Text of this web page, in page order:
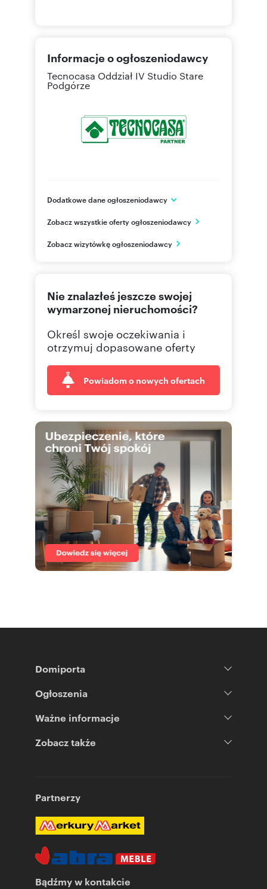
Informacje o ogłoszeniodawcy
Tecnocasa Oddział IV Studio Stare
Podgórze
Dodatkowe dane ogłoszeniodawcy
Kraków
PL
Zobacz wszystkie oferty ogłoszeniodawcy
Zobacz wizytówkę ogłoszeniodawcy
Nie znalazłeś jeszcze swojej
wymarzonej nieruchomości?
Określ swoje oczekiwania i
otrzymuj dopasowane oferty
Powiadom o nowych ofertach
Domiporta
Ogłoszenia
Ważne informacje
Zobacz także
Partnerzy
Bądźmy w kontakcie